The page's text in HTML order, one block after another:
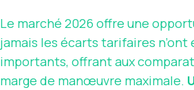
Le marché 2026 offre une
jamais les écarts tarifaires n’ont
importants, offrant aux
marge de manœuvre maximale.